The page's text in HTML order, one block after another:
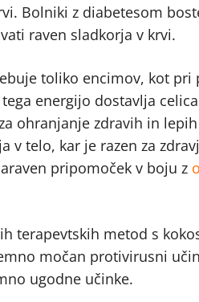
Bolniki z diabetesom
raven sladkorja v krvi.
toliko encimov, kot
energijo dostavlja
ohranjanje zdravih in
telo, kar je razen za
pripomoček v boju z
terapevtskih metod s
močan protivirusni
ugodne učinke.